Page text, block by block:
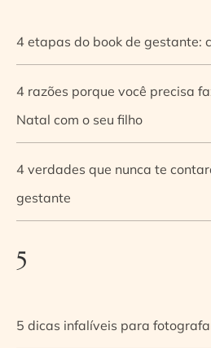
4 etapas do book de gestante:
4 razões porque você precisa
Natal com o seu filho
4 verdades que nunca te
gestante
5
5 dicas infalíveis para